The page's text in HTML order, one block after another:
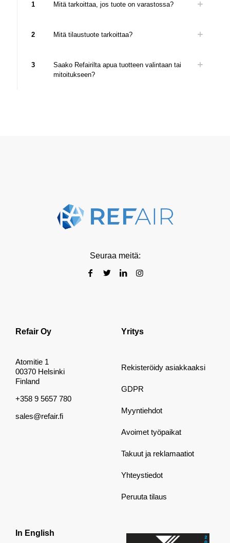
1 Mitä tarkoittaa, jos tuote on varastossa?
2 Mitä tilaustuote tarkoittaa?
3
Saako Refairilta apua tuotteen valintaan tai
mitoitukseen?
Seuraa meitä:
Refair Oy
Atomitie 1
00370 Helsinki
Finland
+358 9 5657 780
sales@refair.fi
Yritys
Rekisteröidy asiakkaaksi
GDPR
Myyntiehdot
Avoimet työpaikat
Takuut ja reklamaatiot
Yhteystiedot
Peruuta tilaus
In English